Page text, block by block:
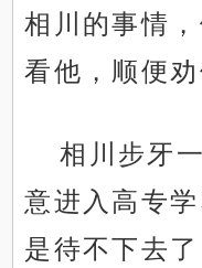
相川的事情
看他，顺便劝
相川步牙
意进入高专
是待不下去